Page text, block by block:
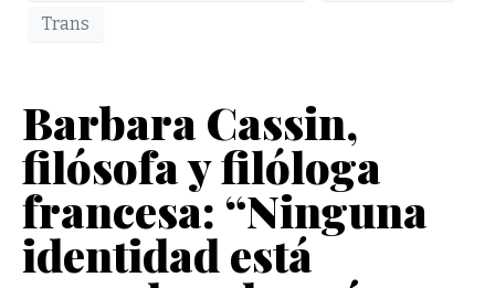
Trans
Barbara Cassin,
filósofa y filóloga
francesa: “Ninguna
identidad está